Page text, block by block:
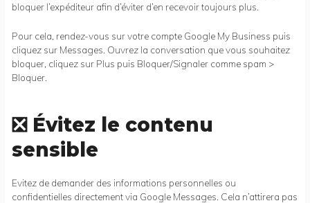
bloquer l’expéditeur afin d’éviter d’en recevoir toujours plus.
Pour cela, rendez-vous sur votre compte Google My Business puis
cliquez sur Messages. Ouvrez la conversation que vous souhaitez
bloquer, cliquez sur Plus puis Bloquer/Signaler comme spam >
Bloquer.
❎ Évitez le contenu
sensible
Evitez de demander des informations personnelles ou
confidentielles directement via Google Messages. Cela n’attirera pas